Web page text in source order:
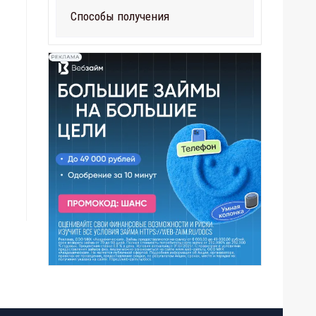
Способы получения